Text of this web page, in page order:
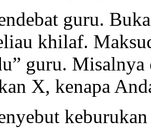
guru.
khilaf.
guru.
X, kenapa